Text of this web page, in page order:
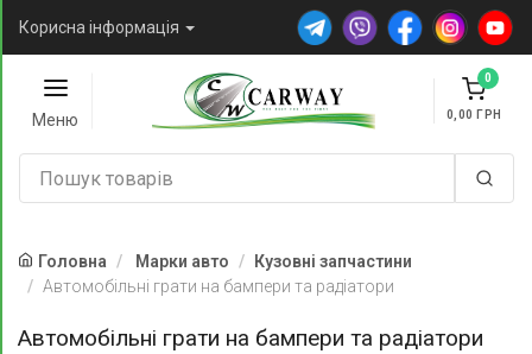
Корисна інформація
Меню
0
0,00
Головна Марки авто
Кузовні запчастини
Автомобільні грати на бампери та радіатори
Автомобільні грати на бампери та радіатори